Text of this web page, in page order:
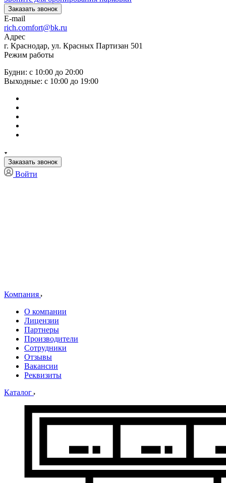
Заказать звонок
E-mail
rich.comfort@bk.ru
Адрес
г. Краснодар, ул. Красных Партизан 501
Режим работы
Будни: с 10:00 до 20:00
Выходные: с 10:00 до 19:00
Заказать звонок
Войти
Компания
О компании
Лицензии
Партнеры
Производители
Сотрудники
Отзывы
Вакансии
Реквизиты
Каталог